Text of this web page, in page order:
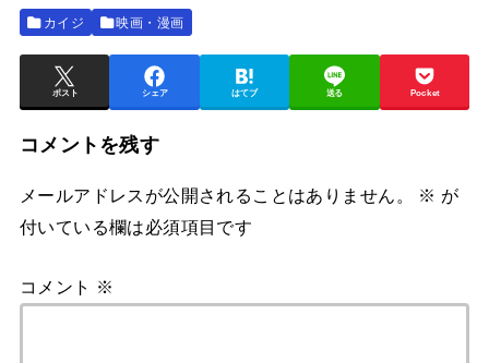
カイジ 映画・漫画
ポスト シェア はてブ 送る Pocket
コメントを残す
メールアドレスが公開されることはありません。 ※ が
付いている欄は必須項目です
コメント ※